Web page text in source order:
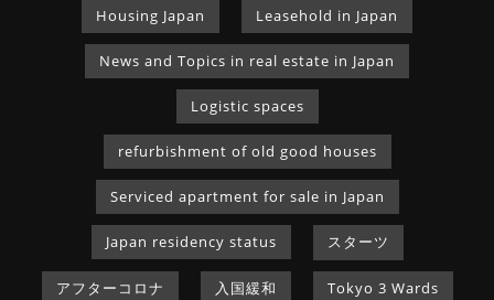
Housing Japan Leasehold in Japan
News and Topics in real estate in Japan
Logistic spaces
refurbishment of old good houses
Serviced apartment for sale in Japan
Japan residency status スターツ
アフターコロナ 入国緩和 Tokyo 3 Wards